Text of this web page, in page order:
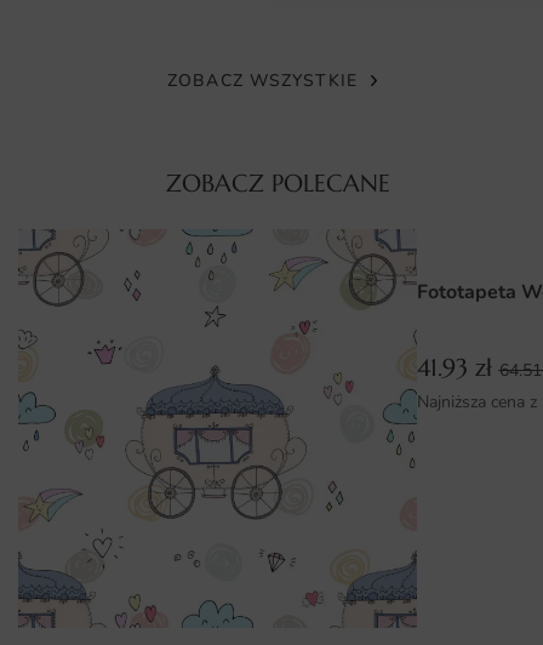
dużym nasłonecznieniu. Materiał jest łatwy w czyszczeniu,
Fototapeta Obraz Poranna Mgła dostępna jest w różnych
wymiarach, co pozwala na idealne dopasowanie do
każdego wnętrza. Można zamówić ją w wersji
standardowej lub dostosować wymiary do indywidualnych
potrzeb. Montaż fototapety jest szybki i prosty, dzięki
czemu każdy, nawet osoby bez doświadczenia, mogą
samodzielnie zrealizować to zadanie. Wystarczy
zastosować odpowiednie kleje i postępować zgodnie z
dołączoną instrukcją, aby cieszyć się pięknym efektem w
krótkim czasie.
Dlaczego warto wybrać tę fototapetę
Tworzy niesamowity klimat w każdym pomieszczeniu.
ZOBACZ WSZYSTKIE
ZOBACZ POLECANE
Fototapeta
41.93 zł
Najniższa cena